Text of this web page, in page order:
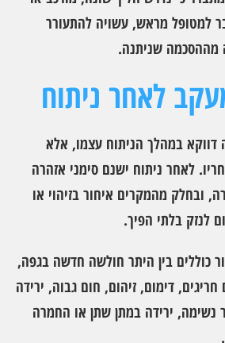
למטופל מראש, עשויה להתעורר
שניתנה.
לאחר ניתוח
דווקא במהלך הניתוח עצמו, אלא
לאחר ניתוח ישנם סימני אזהרה
ובחלק מהמקרים איחור בזיהוי או
לנזק בלתי הפיך.
כוללים בין היתר חולשה חדשה בגפה,
דימום, זיהום, חום גבוה, ירידה
נשימה, ירידה במתן שתן או החמרה